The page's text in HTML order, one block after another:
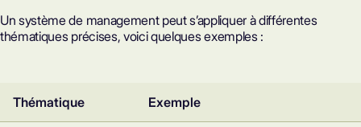
Un système de management peut s’appliquer à différentes
thématiques précises, voici quelques exemples :
Thématique Exemple